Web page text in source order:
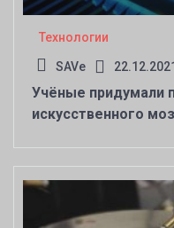
Технологии
SAVe 22.12.2021
Учёные придумали
искусственного